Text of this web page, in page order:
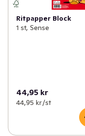
✓ Till regniga
✓ Snabblagat för
Ritpapper Block
1 st, Sense
44,95 kr
44,95 kr /st